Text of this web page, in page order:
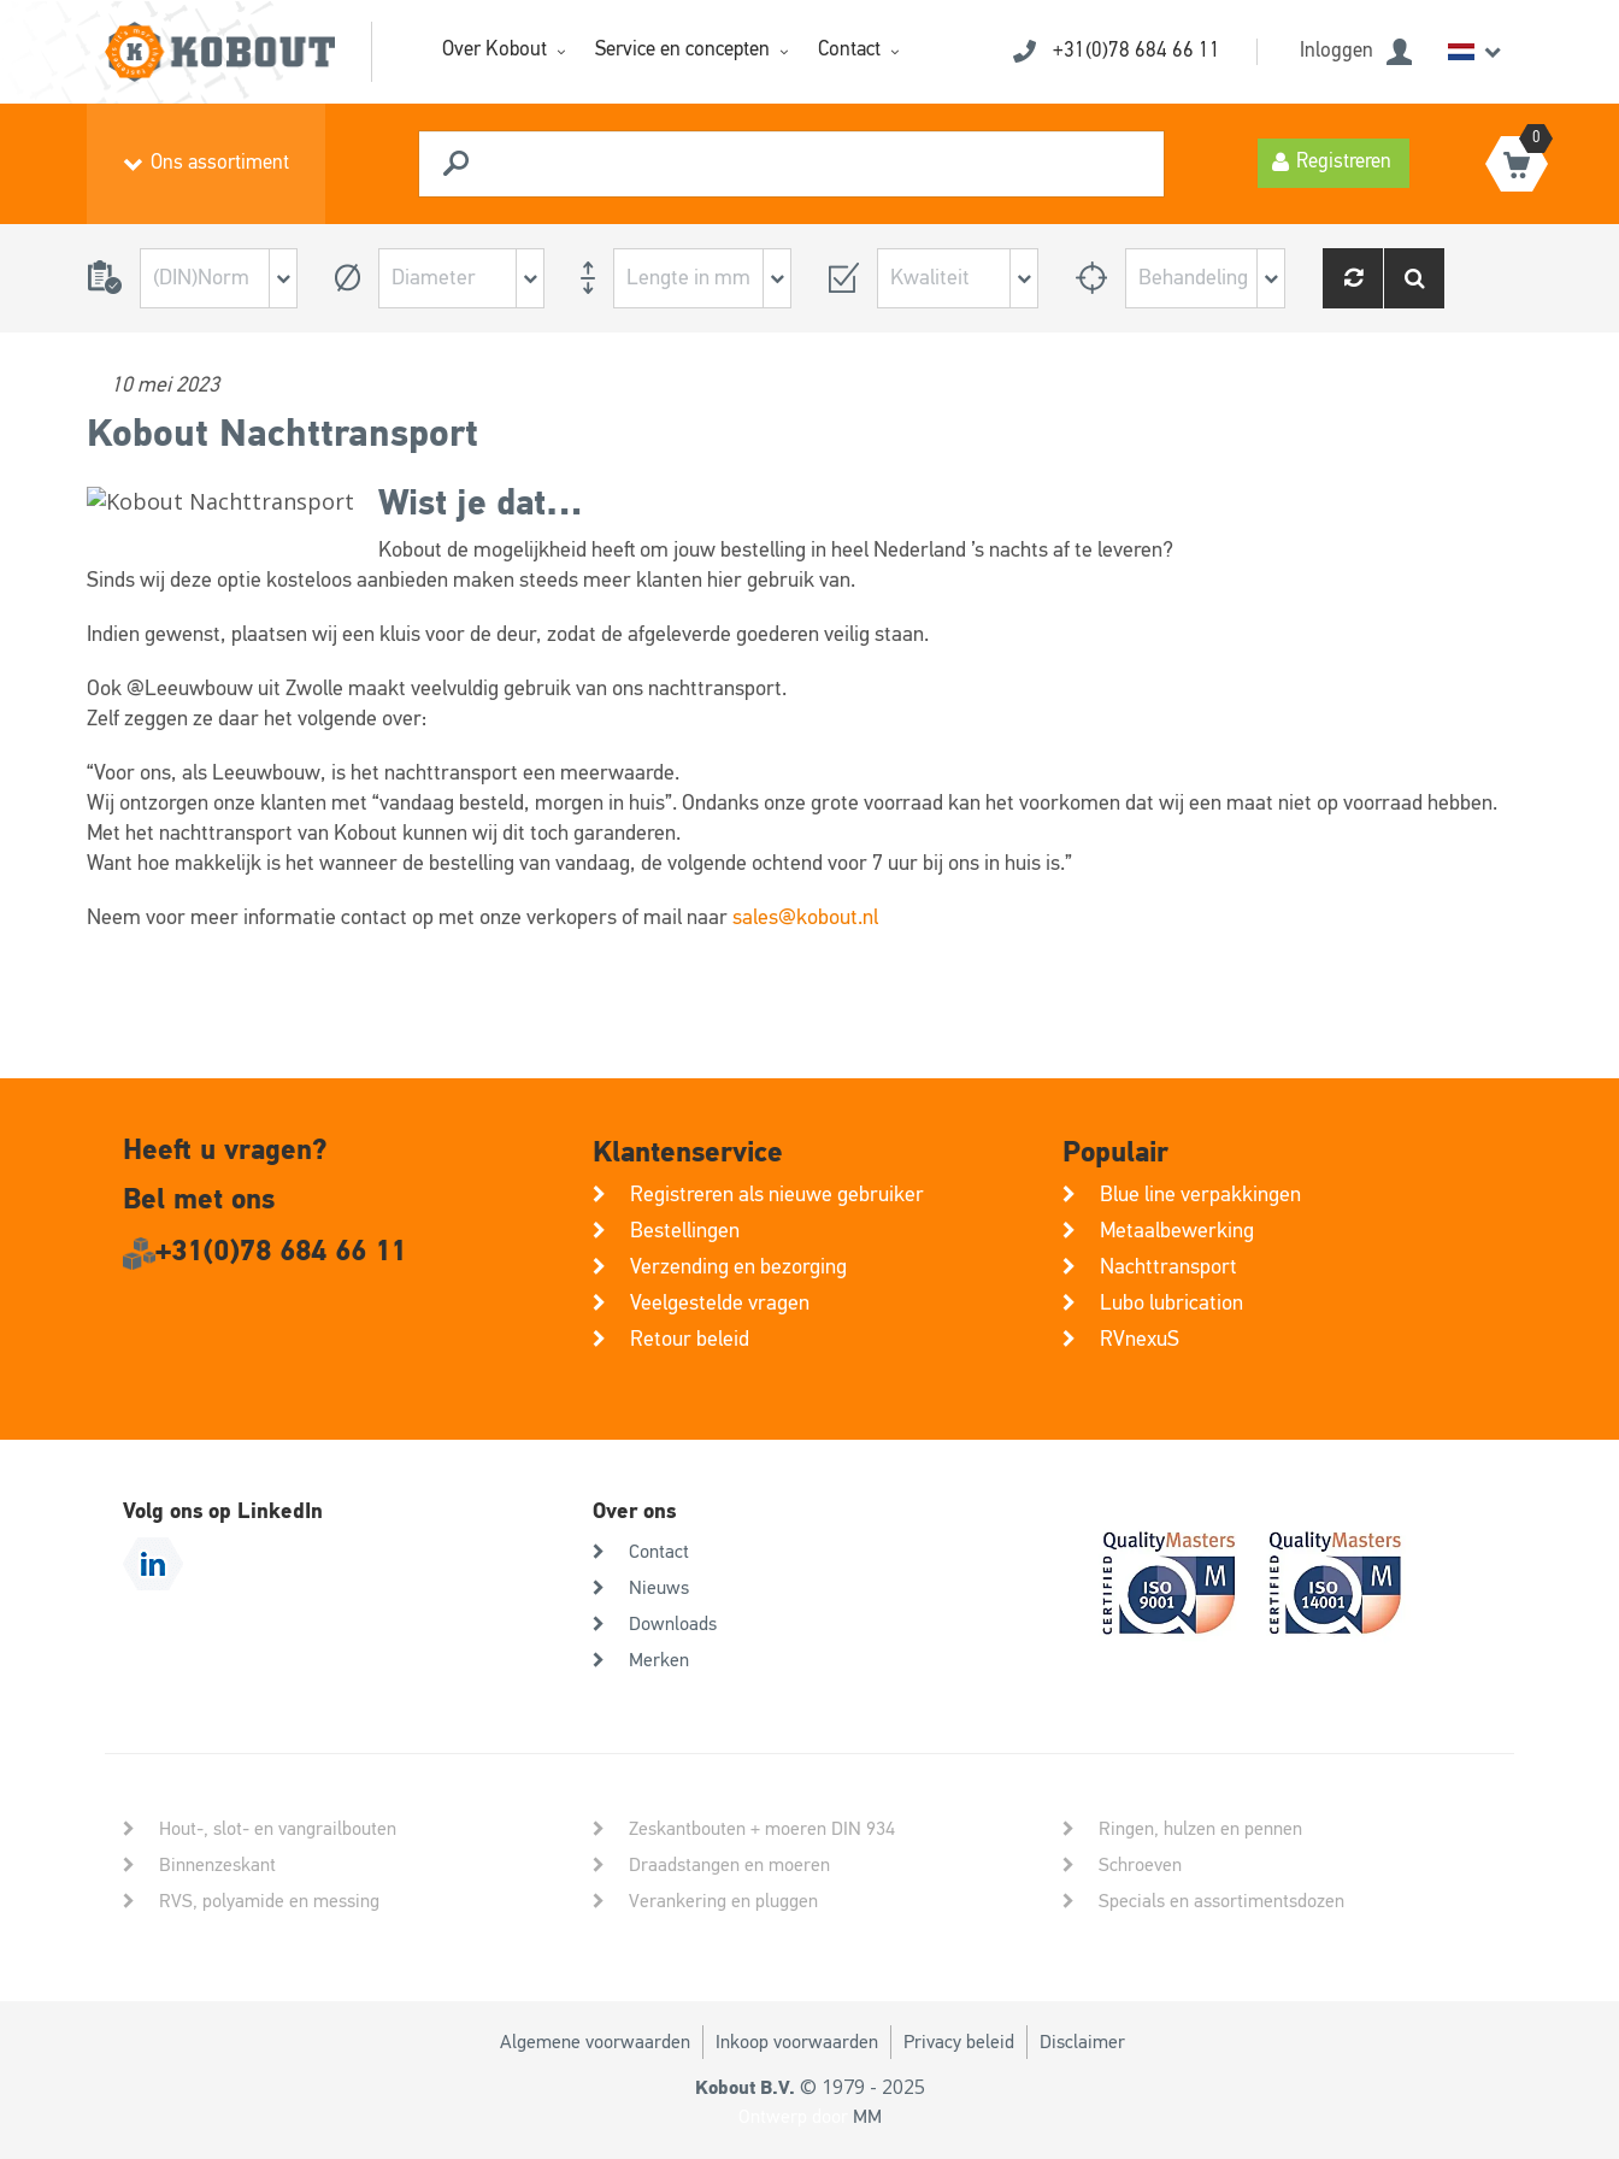
Over Kobout Service en concepten Contact +31(0)78 684 66 11 Inloggen
Ons assortiment Registreren
0
10 mei 2023
Kobout Nachttransport
Wist je dat…
Kobout de mogelijkheid heeft om jouw bestelling in heel Nederland ’s nachts af te leveren?
Sinds wij deze optie kosteloos aanbieden maken steeds meer klanten hier gebruik van.
Indien gewenst, plaatsen wij een kluis voor de deur, zodat de afgeleverde goederen veilig staan.
Ook @Leeuwbouw uit Zwolle maakt veelvuldig gebruik van ons nachttransport.
Zelf zeggen ze daar het volgende over:
“Voor ons, als Leeuwbouw, is het nachttransport een meerwaarde.
Wij ontzorgen onze klanten met “vandaag besteld, morgen in huis”. Ondanks onze grote voorraad kan het voorkomen dat wij een maat niet op voorraad hebben.
Met het nachttransport van Kobout kunnen wij dit toch garanderen.
Want hoe makkelijk is het wanneer de bestelling van vandaag, de volgende ochtend voor 7 uur bij ons in huis is.”
Neem voor meer informatie contact op met onze verkopers of mail naar sales@kobout.nl
Heeft u vragen?
Bel met ons
+31(0)78 684 66 11
Klantenservice
Registreren als nieuwe gebruiker
Bestellingen
Verzending en bezorging
Veelgestelde vragen
Retour beleid
Populair
Blue line verpakkingen
Metaalbewerking
Nachttransport
Lubo lubrication
RVnexuS
Volg ons op LinkedIn Over ons
Contact
Nieuws
Downloads
Merken
Hout-, slot- en vangrailbouten
Binnenzeskant
RVS, polyamide en messing
Zeskantbouten + moeren DIN 934
Draadstangen en moeren
Verankering en pluggen
Ringen, hulzen en pennen
Schroeven
Specials en assortimentsdozen
Algemene voorwaarden Inkoop voorwaarden Privacy beleid Disclaimer
Kobout B.V. © 1979 - 2025
MM